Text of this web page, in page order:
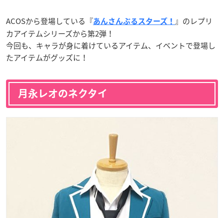
ACOSから登場している『あんさんぶるスターズ！ 』のレプリ
カアイテムシリーズから第2弾！
今回も、キャラが身に着けているアイテム、イベントで登場し
たアイテムがグッズに！
月永レオのネクタイ